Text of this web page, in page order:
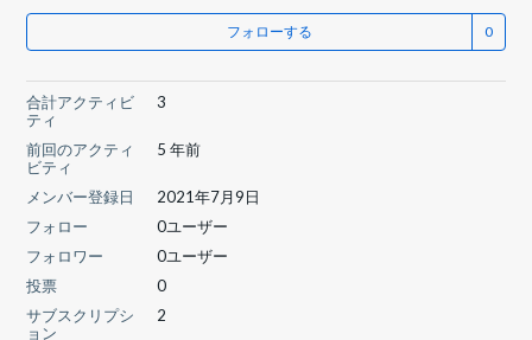
フォローする
合計アクティビ
ティ
3
前回のアクティ
ビティ
5 年前
メンバー登録日
2021年7月9日
フォロー
0ユーザー
フォロワー
0ユーザー
投票
0
サブスクリプシ
ョン
2